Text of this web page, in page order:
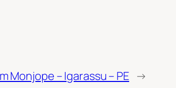
Monjope – Igarassu – PE →